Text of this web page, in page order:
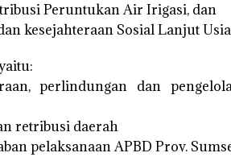
Peruntukan Air Irigasi, dan
kesejahteraan Sosial Lanjut
perlindungan dan
retribusi daerah
pelaksanaan APBD Prov.